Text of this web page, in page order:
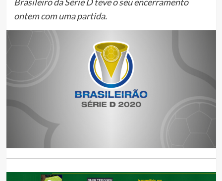
ontem com uma partida.